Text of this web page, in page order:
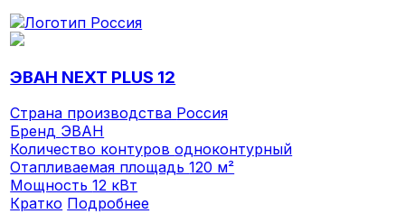
ЭВАН NEXT PLUS 12
Страна производства Россия
Бренд ЭВАН
Количество контуроводноконтурный
Отапливаемая площадь120 м²
Мощность12 кВт
Кратко Подробнее